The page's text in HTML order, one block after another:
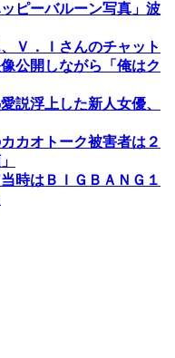
ピーバルーン写真」波
Ｖ．Ｉさんのチャット
公開しながら「俺はク
説浮上した新人女優、
カオトーク被害者は２
時はＢＩＧＢＡＮＧ１